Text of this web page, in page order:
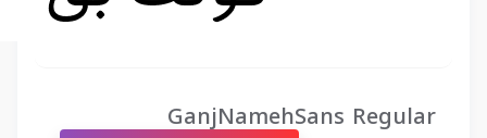
GanjNamehSans Regular